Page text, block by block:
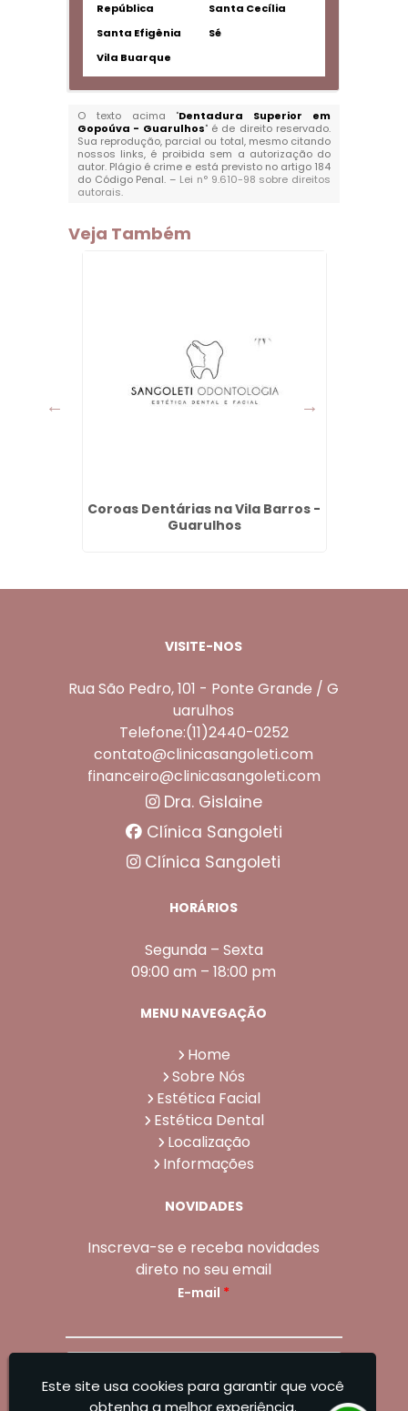
República
Santa Cecília
Santa Efigênia
Sé
Vila Buarque
O texto acima "Dentadura Superior em
Gopoúva - Guarulhos" é de direito reservado.
Sua reprodução, parcial ou total, mesmo citando
nossos links, é proibida sem a autorização do
autor. Plágio é crime e está previsto no artigo 184
do Código Penal. – Lei n° 9.610-98 sobre direitos
autorais.
Veja Também
Coroas Dentárias na Vila Barros -
Guarulhos
VISITE-NOS
Rua São Pedro, 101 - Ponte Grande / G
uarulhos
Telefone:(11)2440-0252
contato@clinicasangoleti.com
financeiro@clinicasangoleti.com
Dra. Gislaine
Clínica Sangoleti
Clínica Sangoleti
HORÁRIOS
Segunda – Sexta
09:00 am – 18:00 pm
MENU NAVEGAÇÃO
Home
Sobre Nós
Estética Facial
Estética Dental
Localização
Informações
NOVIDADES
Inscreva-se e receba novidades
direto no seu email
E-mail *
Sangoleti Odontologia - Estética Dental e
Este site usa cookies para garantir que você
obtenha a melhor experiência.